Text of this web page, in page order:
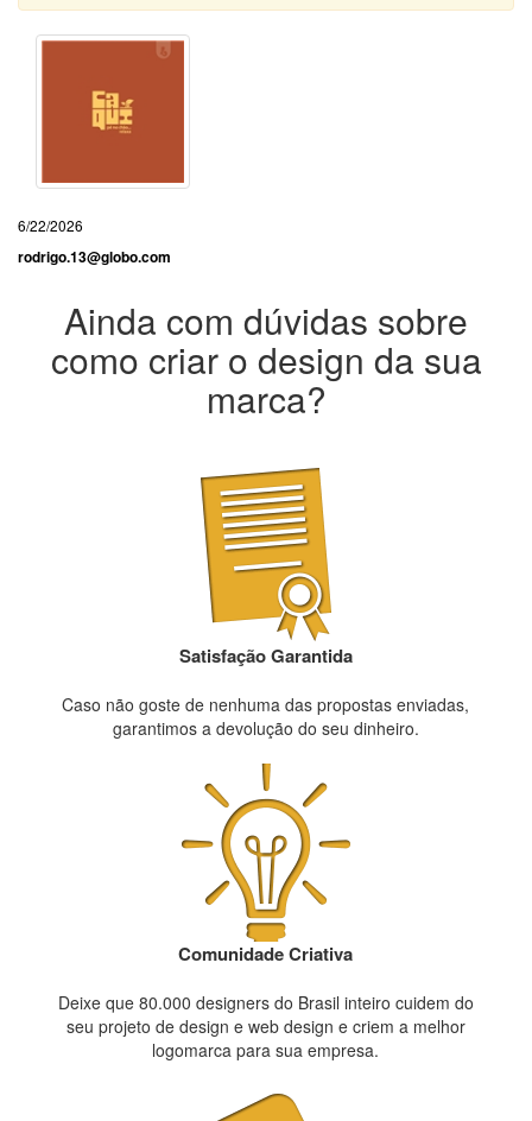
6/22/2026
rodrigo.13@globo.com
Ainda com dúvidas sobre
como criar o design da sua
marca?
Satisfação Garantida
Caso não goste de nenhuma das propostas enviadas,
garantimos a devolução do seu dinheiro.
Comunidade Criativa
Deixe que 80.000 designers do Brasil inteiro cuidem do
seu projeto de design e web design e criem a melhor
logomarca para sua empresa.